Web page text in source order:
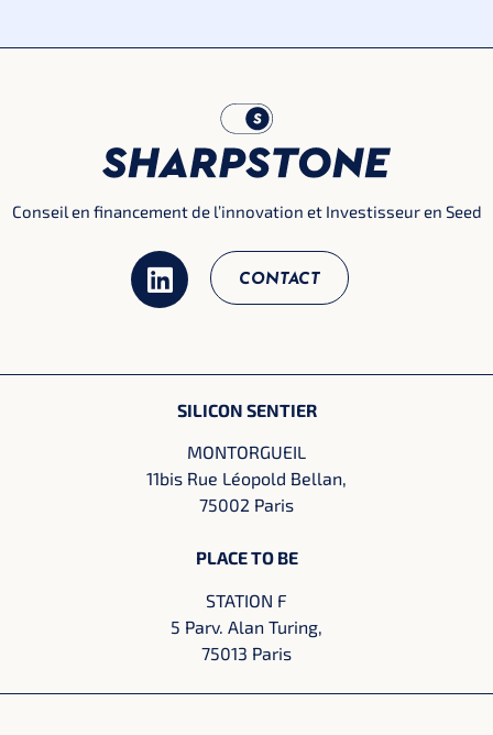
Conseil en financement de l’innovation et Investisseur en Seed
CONTACT
SILICON SENTIER
MONTORGUEIL
11bis Rue Léopold Bellan,
75002 Paris
PLACE TO BE
STATION F
5 Parv. Alan Turing,
75013 Paris